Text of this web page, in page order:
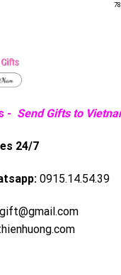
- Send Gifts to
24/7
0915.14.54.39